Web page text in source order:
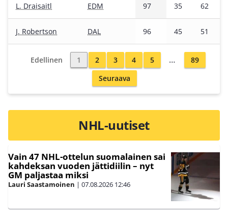
L. Draisaitl EDM 97 35 62
J. Robertson DAL 96 45 51
Edellinen 1 2 3 4 5 …
89
Seuraava
NHL-uutiset
Vain 47 NHL-ottelun suomalainen sai
kahdeksan vuoden jättidiilin – nyt
GM paljastaa miksi
Lauri Saastamoinen | 07.08.2026 12:46